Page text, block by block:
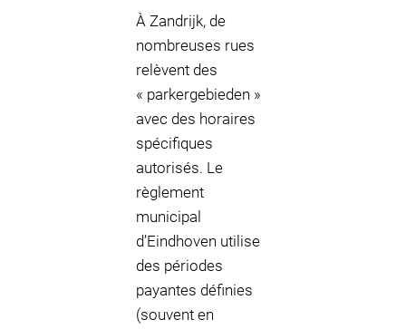
À Zandrijk, de
nombreuses rues
relèvent des
« parkergebieden »
avec des horaires
spécifiques
autorisés. Le
règlement
municipal
d’Eindhoven utilise
des périodes
payantes définies
(souvent en